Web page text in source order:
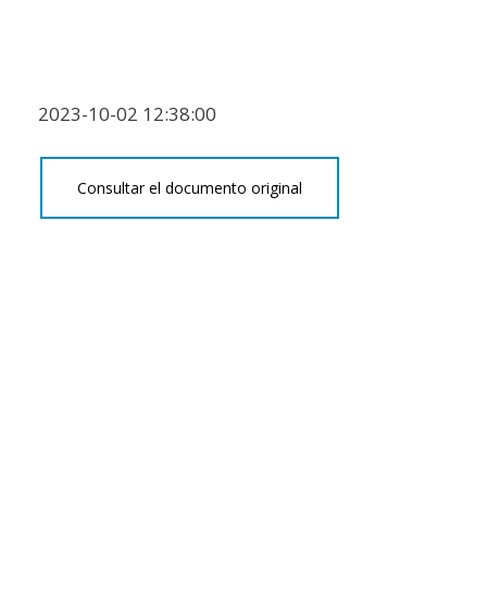
2023-10-02 12:38:00
Consultar el documento original